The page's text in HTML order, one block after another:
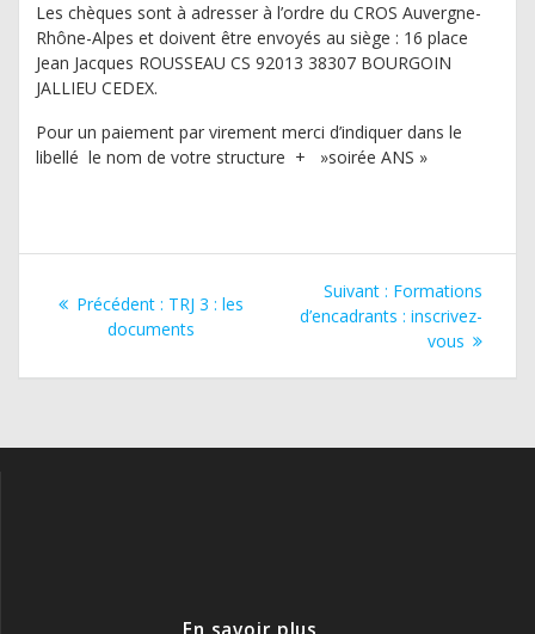
Les chèques sont à adresser à l’ordre du CROS Auvergne-
Rhône-Alpes et doivent être envoyés au siège : 16 place
Jean Jacques ROUSSEAU CS 92013 38307 BOURGOIN
JALLIEU CEDEX.
Pour un paiement par virement merci d’indiquer dans le
libellé le nom de votre structure + »soirée ANS »
l’article
Précédent : Article
précédent
TRJ 3 : les
documents
Suivant : Article
suivant
Formations
d’encadrants : inscrivez-
vous